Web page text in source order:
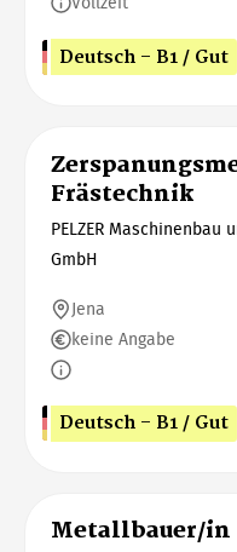
Deutsch - B1 / Gut
Frästechnik
PELZER Maschinenbau
GmbH
Jena
keine Angabe
Deutsch - B1 / Gut
Metallbauer/